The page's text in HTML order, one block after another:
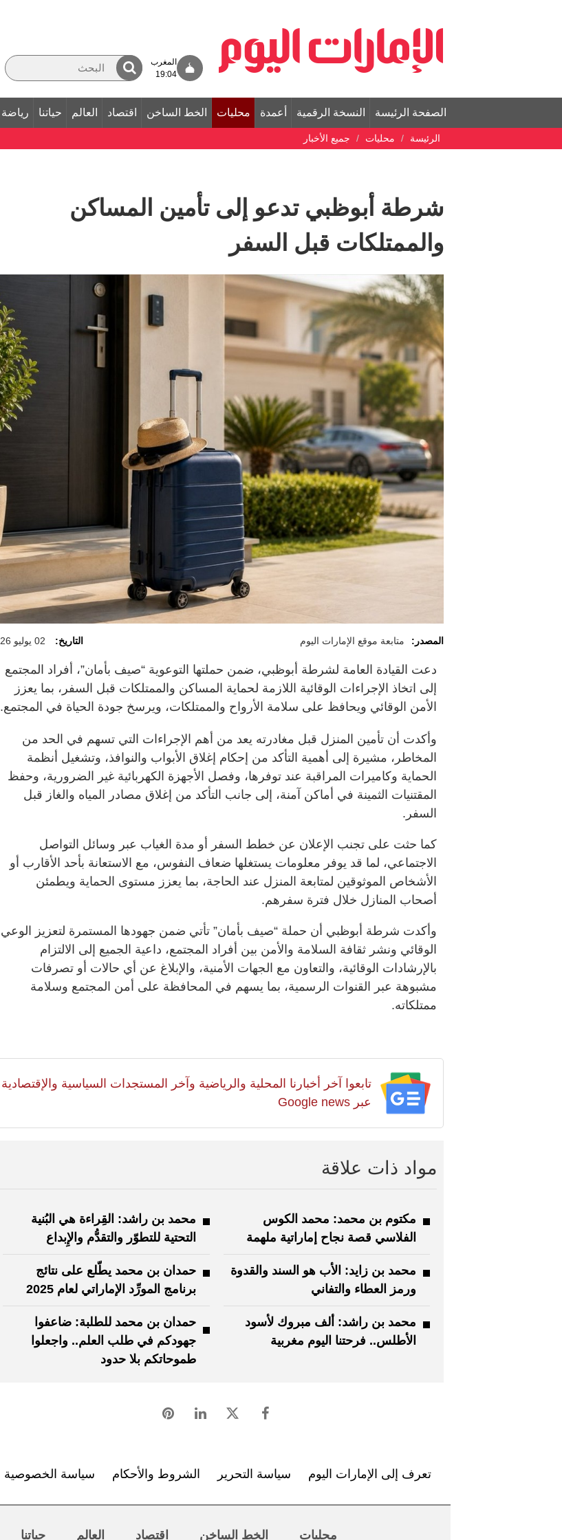
المغرب
19:04
الصفحة الرئيسة النسخة الرقمية أعمدة محليات الخط الساخن اقتصاد العالم حياتنا رياضة
الرئيسة محليات جميع الأخبار
شرطة أبوظبي تدعو إلى تأمين المساكن
والممتلكات قبل السفر
المصدر: متابعة موقع الإمارات اليوم التاريخ: 02 يوليو 2026
دعت القيادة العامة لشرطة أبوظبي، ضمن حملتها التوعوية “صيف بأمان”، أفراد المجتمع
إلى اتخاذ الإجراءات الوقائية اللازمة لحماية المساكن والممتلكات قبل السفر، بما يعزز
الأمن الوقائي ويحافظ على سلامة الأرواح والممتلكات، ويرسخ جودة الحياة في المجتمع.
وأكدت أن تأمين المنزل قبل مغادرته يعد من أهم الإجراءات التي تسهم في الحد من
المخاطر، مشيرة إلى أهمية التأكد من إحكام إغلاق الأبواب والنوافذ، وتشغيل أنظمة
الحماية وكاميرات المراقبة عند توفرها، وفصل الأجهزة الكهربائية غير الضرورية، وحفظ
المقتنيات الثمينة في أماكن آمنة، إلى جانب التأكد من إغلاق مصادر المياه والغاز قبل
السفر.
كما حثت على تجنب الإعلان عن خطط السفر أو مدة الغياب عبر وسائل التواصل
الاجتماعي، لما قد يوفر معلومات يستغلها ضعاف النفوس، مع الاستعانة بأحد الأقارب أو
الأشخاص الموثوقين لمتابعة المنزل عند الحاجة، بما يعزز مستوى الحماية ويطمئن
أصحاب المنازل خلال فترة سفرهم.
وأكدت شرطة أبوظبي أن حملة “صيف بأمان” تأتي ضمن جهودها المستمرة لتعزيز الوعي
الوقائي ونشر ثقافة السلامة والأمن بين أفراد المجتمع، داعية الجميع إلى الالتزام
بالإرشادات الوقائية، والتعاون مع الجهات الأمنية، والإبلاغ عن أي حالات أو تصرفات
مشبوهة عبر القنوات الرسمية، بما يسهم في المحافظة على أمن المجتمع وسلامة
ممتلكاته.
تابعوا آخر أخبارنا المحلية والرياضية وآخر المستجدات السياسية والإقتصادية
عبر Google news
مواد ذات علاقة
مكتوم بن محمد: محمد الكوس
الفلاسي قصة نجاح إماراتية ملهمة
محمد بن راشد: القِراءة هي البُنية
التحتية للتطوّر والتقدُّم والإِبداع
محمد بن زايد: الأب هو السند والقدوة
ورمز العطاء والتفاني
حمدان بن محمد يطّلع على نتائج
برنامج المورِّد الإماراتي لعام 2025
محمد بن راشد: ألف مبروك لأسود
الأطلس.. فرحتنا اليوم مغربية
حمدان بن محمد للطلبة: ضاعفوا
جهودكم في طلب العلم.. واجعلوا
طموحاتكم بلا حدود
تعرف إلى الإمارات اليوم سياسة التحرير الشروط والأحكام سياسة الخصوصية
محليات الخط الساخن اقتصاد العالم حياتنا